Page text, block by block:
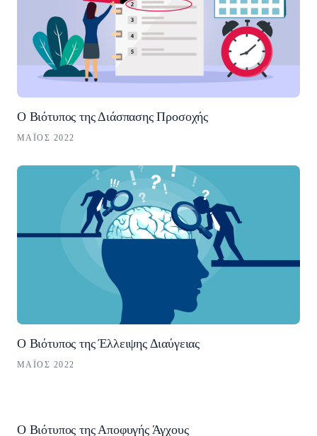
Ο Βιότυπος της Διάσπασης Προσοχής
ΜΆΙΟΣ 2022
Ο Βιότυπος της Έλλειψης Διαύγειας
ΜΆΙΟΣ 2022
Ο Βιότυπος της Αποφυγής Άγχους